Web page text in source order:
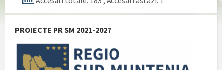
PROIECTE PR SM 2021-2027